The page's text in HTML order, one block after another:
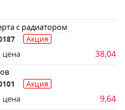
с радиатором
Акция
цена 38,04
Акция
цена 9,64